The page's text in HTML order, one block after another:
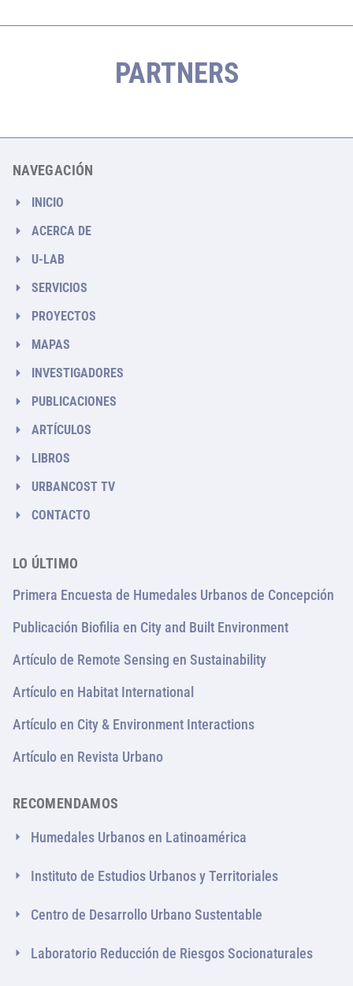
PARTNERS
NAVEGACIÓN
INICIO
ACERCA DE
U-LAB
SERVICIOS
PROYECTOS
MAPAS
INVESTIGADORES
PUBLICACIONES
ARTÍCULOS
LIBROS
URBANCOST TV
CONTACTO
LO ÚLTIMO
Primera Encuesta de Humedales Urbanos de Concepción
Publicación Biofilia en City and Built Environment
Artículo de Remote Sensing en Sustainability
Artículo en Habitat International
Artículo en City & Environment Interactions
Artículo en Revista Urbano
RECOMENDAMOS
Humedales Urbanos en Latinoamérica
Instituto de Estudios Urbanos y Territoriales
Centro de Desarrollo Urbano Sustentable
Laboratorio Reducción de Riesgos Socionaturales